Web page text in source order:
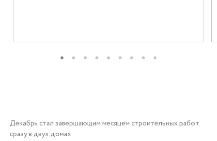
Декабрь стал завершающим месяцем строительных работ
сразу в двух домах